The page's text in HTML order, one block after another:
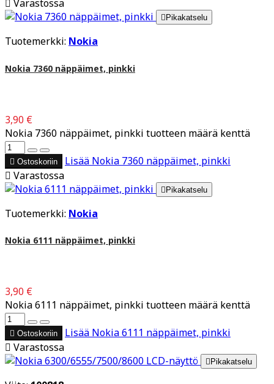
 Varastossa
 Pikakatselu
Tuotemerkki: Nokia
Nokia 7360 näppäimet, pinkki
3,90 €
Nokia 7360 näppäimet, pinkki tuotteen määrä kenttä
 Ostoskoriin Lisää Nokia 7360 näppäimet, pinkki
 Varastossa
 Pikakatselu
Tuotemerkki: Nokia
Nokia 6111 näppäimet, pinkki
3,90 €
Nokia 6111 näppäimet, pinkki tuotteen määrä kenttä
 Ostoskoriin Lisää Nokia 6111 näppäimet, pinkki
 Varastossa
 Pikakatselu